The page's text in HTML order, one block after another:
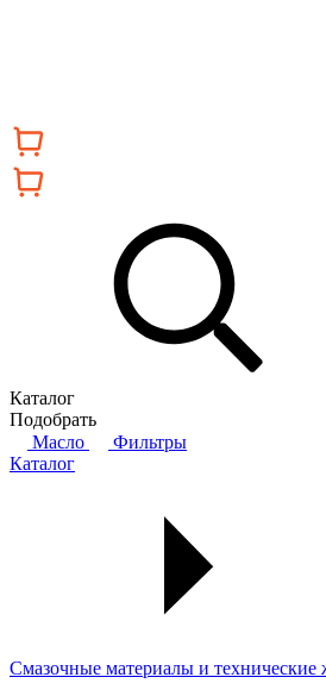
Каталог
Подобрать
Масло
Фильтры
Каталог
Смазочные материалы и технические